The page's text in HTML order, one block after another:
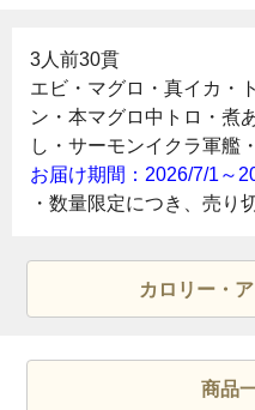
3人前30貫
エビ・マグロ・真イカ・
ン・本マグロ中トロ・煮
し・サーモンイクラ軍艦
お届け期間：2026/7/1～
・数量限定につき、売り
カロリー・
商品